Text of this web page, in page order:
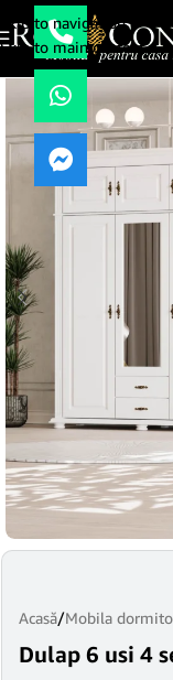
Skip to navigation
Skip to main content
Acasă/Mobila
Dulap 6 usi 4